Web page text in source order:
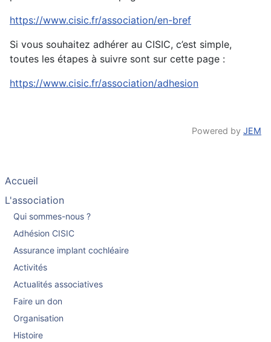
https://www.cisic.fr/association/en-bref
Si vous souhaitez adhérer au CISIC, c’est simple,
toutes les étapes à suivre sont sur cette page :
https://www.cisic.fr/association/adhesion
Powered by JEM
Accueil
L'association
Qui sommes-nous ?
Adhésion CISIC
Assurance implant cochléaire
Activités
Actualités associatives
Faire un don
Organisation
Histoire